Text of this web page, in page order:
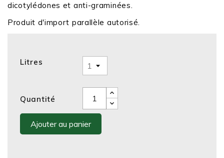
dicotylédones et anti-graminées.
Produit d'import parallèle autorisé.
Litres
Quantité
Ajouter au panier